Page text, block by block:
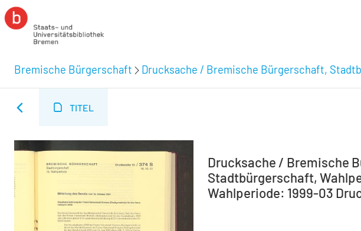
Bremische Bürgerschaft Drucksache / Bremische Bürgerschaft,
TITEL
Drucksache / Bremische
Stadtbürgerschaft,
Wahlperiode: 1999-03